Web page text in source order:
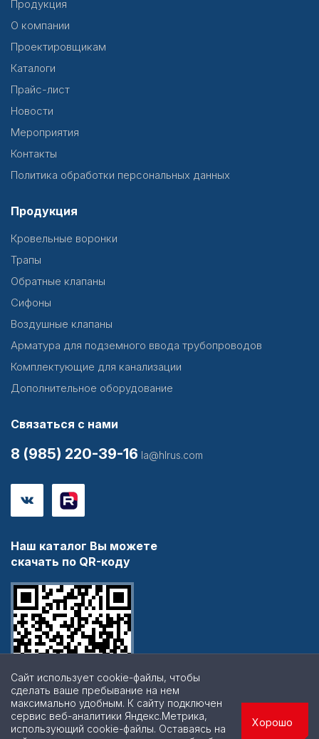
Продукция
О компании
Проектировщикам
Каталоги
Прайс-лист
Новости
Мероприятия
Контакты
Политика обработки персональных данных
Продукция
Кровельные воронки
Трапы
Обратные клапаны
Сифоны
Воздушные клапаны
Арматура для подземного ввода трубопроводов
Комплектующие для канализации
Дополнительное оборудование
Связаться с нами
8 (985) 220-39-16 la@hlrus.com
Наш каталог Вы можете
скачать по QR-коду
Сайт использует cookie-файлы, чтобы
сделать ваше пребывание на нем
максимально удобным. К cайту подключен
сервис веб-аналитики Яндекс.Метрика,
использующий cookie-файлы. Оставаясь на
Хорошо